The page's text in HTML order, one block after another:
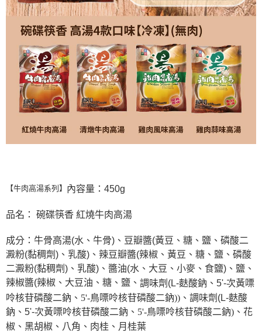
【牛肉高湯系列】 內容量：450g
品名： 碗碟筷香 紅燒牛肉高湯
成分：牛骨高湯(水、牛骨)、豆瓣醬(黃豆、糖、鹽、磷酸二
澱粉(黏稠劑)、乳酸)、辣豆瓣醬(辣椒、黃豆、糖、鹽、磷酸
二澱粉(黏稠劑)、乳酸)、醬油(水、大豆、小麥、食鹽)、鹽、
辣椒醬(辣椒、大豆油、糖、鹽、 調味劑(L-麩酸鈉、5'-次黃嘌
呤核苷磷酸二鈉、 5'-鳥嘌呤核苷磷酸二鈉))、 調味劑(L-麩酸
鈉、5'-次黃嘌呤核苷磷酸二鈉、 5'-鳥嘌呤核苷磷酸二鈉)、花
椒 、黑胡椒 、八角 、肉桂 、 月桂葉